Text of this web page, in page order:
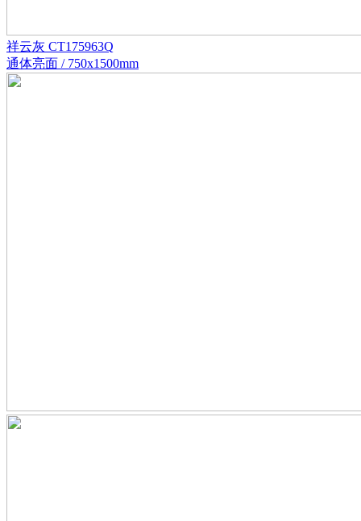
祥云灰 CT175963Q
通体亮面 / 750x1500mm